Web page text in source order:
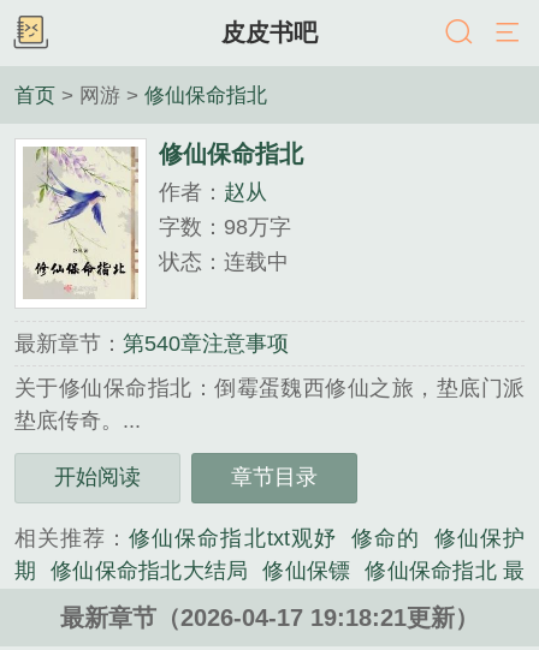
皮皮书吧
首页 > 网游 > 修仙保命指北
修仙保命指北
作者： 赵从
字数：98万字
状态：连载中
最新章节： 第540章注意事项
关于修仙保命指北：倒霉蛋魏西修仙之旅，垫底门派
垫底传奇。...
《修仙保命指北》是赵从精心创作的网游类小说。
开始阅读
章节目录
相关推荐：修仙保命指北txt观妤 修命的
修仙保护
期
修仙保命指北大结局 修仙保镖
修仙保命指北 最
新章节 无弹窗
修仙保命指北百度百科 修仙保命指
北评价 修仙保命指北是哪个平台的
修仙保命指北书
最新章节（2026-04-17 19:18:21更新）